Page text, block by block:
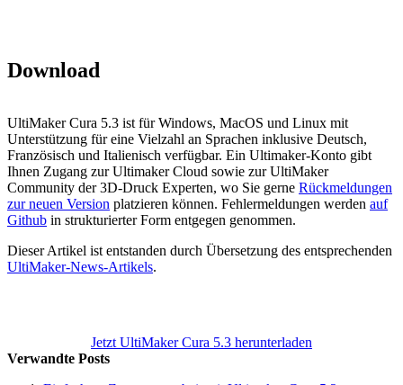
Download
UltiMaker Cura 5.3 ist für Windows, MacOS und Linux mit
Unterstützung für eine Vielzahl an Sprachen inklusive Deutsch,
Französisch und Italienisch verfügbar. Ein Ultimaker-Konto gibt
Ihnen Zugang zur Ultimaker Cloud sowie zur UltiMaker
Community der 3D-Druck Experten, wo Sie gerne Rückmeldungen
zur neuen Version platzieren können. Fehlermeldungen werden auf
Github in strukturierter Form entgegen genommen.
Dieser Artikel ist entstanden durch Übersetzung des entsprechenden
UltiMaker-News-Artikels.
Jetzt UltiMaker Cura 5.3 herunterladen
Verwandte Posts